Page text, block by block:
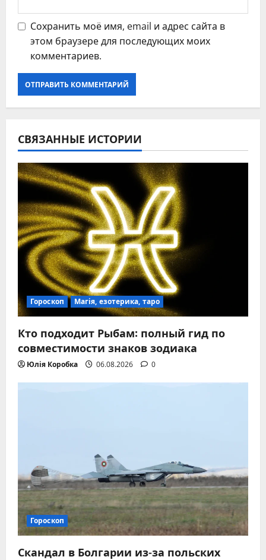
Сохранить моё имя, email и адрес сайта в
этом браузере для последующих моих
комментариев.
СВЯЗАННЫЕ ИСТОРИИ
Гороскоп Магія, езотерика, таро
Кто подходит Рыбам: полный гид по
совместимости знаков зодиака
Юлія Коробка 06.08.2026 0
Гороскоп
Скандал в Болгарии из-за польских